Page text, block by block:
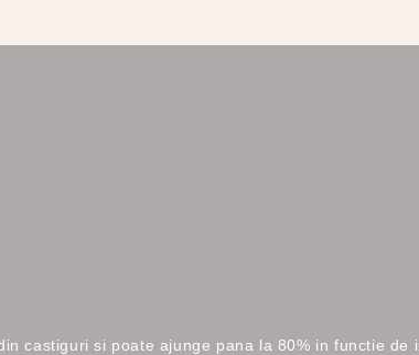
castiguri si poate ajunge pana la 80% in functie